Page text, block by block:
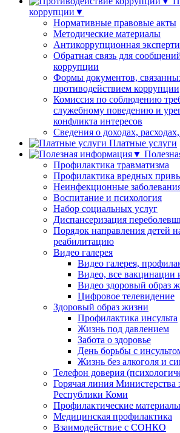
коррупции▼
Нормативные правовые акты
Методические материалы
Антикоррупционная
Обратная связь для
коррупции
Формы документов,
противодействием
Комиссия по соблюдению
служебному поведению и
конфликта интересов
Сведения о доходах,
Платные услуги
Профилактика травматизма
Профилактика вредных
Неинфекционные
Воспитание и психология
Набор социальных услуг
Диспансеризация
Порядок направления детей
реабилитацию
Видео галерея
Видео галерея,
Видео, все вакцинации
Видео здоровый образ
Цифровое телевидение
Здоровый образ жизни
Профилактика инсульта
Жизнь под давлением
Забота о здоровье
День борьбы с
Жизнь без алкоголя и
Телефон доверия
Горячая линия Министерства
Республики Коми
Профилактические
Медицинская профилактика
Взаимодействие с СОНКО